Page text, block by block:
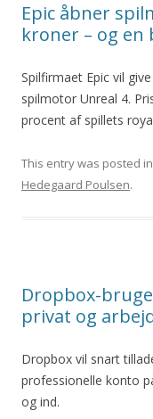
Epic åbner
kroner – og en
Spilfirmaet Epic vil
spilmotor Unreal 4.
procent af spillets
This entry was posted in
Hedegaard Poulsen.
Dropbox-
privat og
Dropbox vil snart
professionelle konto
og ind.